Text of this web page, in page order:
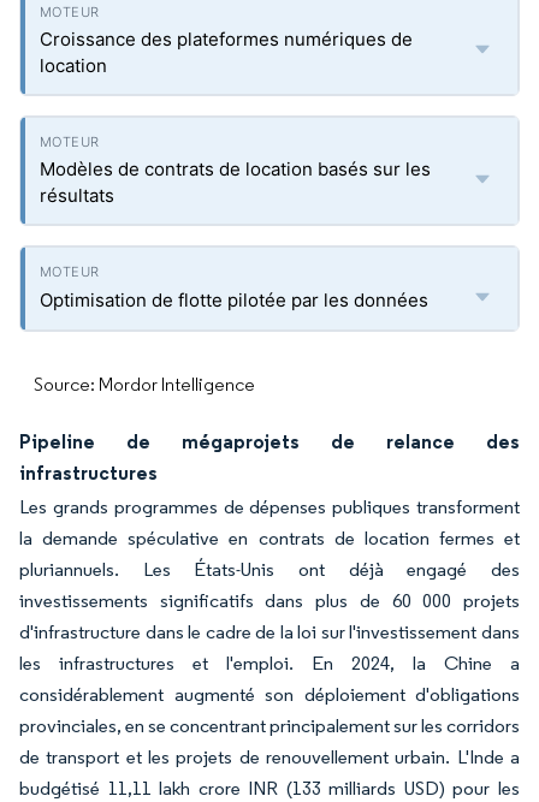
Croissance des plateformes numériques de
location
Modèles de contrats de location basés sur les
résultats
Optimisation de flotte pilotée par les données
Source: Mordor Intelligence
Pipeline de mégaprojets de relance des
infrastructures
Les grands programmes de dépenses publiques transforment
la demande spéculative en contrats de location fermes et
pluriannuels. Les États-Unis ont déjà engagé des
investissements significatifs dans plus de 60 000 projets
d'infrastructure dans le cadre de la loi sur l'investissement dans
les infrastructures et l'emploi. En 2024, la Chine a
considérablement augmenté son déploiement d'obligations
provinciales, en se concentrant principalement sur les corridors
de transport et les projets de renouvellement urbain. L'Inde a
budgétisé 11,11 lakh crore INR (133 milliards USD) pour les